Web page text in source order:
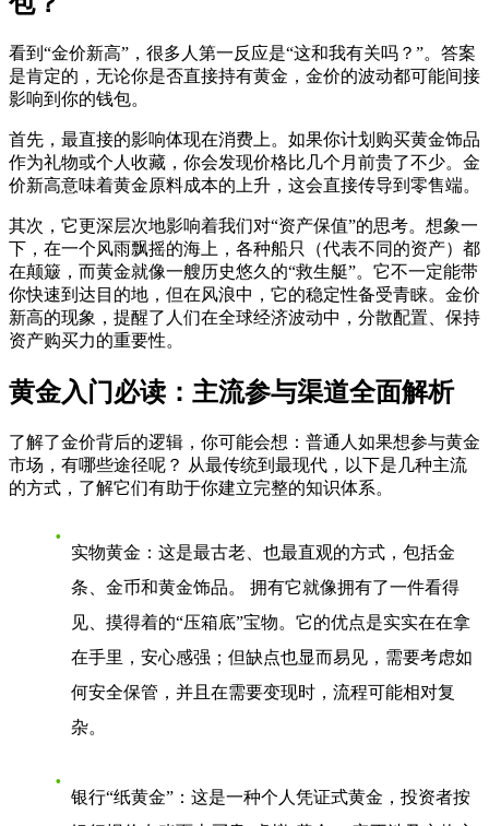
看到“金价新高”，很多人第一反应是“这和我有关吗？”。答案
是肯定的，无论你是否直接持有黄金，金价的波动都可能间接
影响到你的钱包。
首先，最直接的影响体现在消费上。如果你计划购买黄金饰品
作为礼物或个人收藏，你会发现价格比几个月前贵了不少。金
价新高意味着黄金原料成本的上升，这会直接传导到零售端。
其次，它更深层次地影响着我们对“资产保值”的思考。想象一
下，在一个风雨飘摇的海上，各种船只（代表不同的资产）都
在颠簸，而黄金就像一艘历史悠久的“救生艇”。它不一定能带
你快速到达目的地，但在风浪中，它的稳定性备受青睐。金价
新高的现象，提醒了人们在全球经济波动中，分散配置、保持
资产购买力的重要性。
黄金入门必读：主流参与渠道全面解析
了解了金价背后的逻辑，你可能会想：普通人如果想参与黄金
市场，有哪些途径呢？ 从最传统到最现代，以下是几种主流
的方式，了解它们有助于你建立完整的知识体系。
实物黄金 ：这是最古老、也最直观的方式，包括金
条、金币和黄金饰品。 拥有它就像拥有了一件看得
见、摸得着的“压箱底”宝物。它的优点是实实在在拿
在手里，安心感强；但缺点也显而易见，需要考虑如
何安全保管，并且在需要变现时，流程可能相对复
杂。
银行“纸黄金” ：这是一种个人凭证式黄金，投资者按